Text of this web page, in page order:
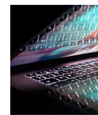
szybkim napełnianiu,
Odpowiednia kalibracja
wykorzystywanego
mogą podnieść
zawartość przed